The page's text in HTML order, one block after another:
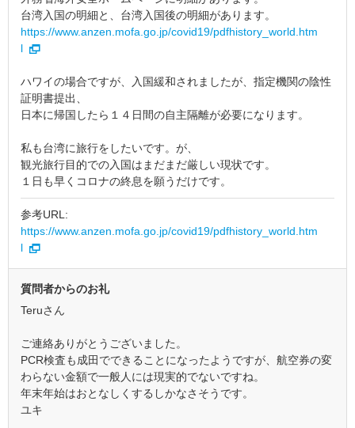
台湾入国の明細と、台湾入国後の明細があります。
https://www.anzen.mofa.go.jp/covid19/pdfhistory_world.htm
l
ハワイの場合ですが、入国緩和されましたが、指定機関の陰性
証明書提出、
日本に帰国したら１４日間の自主隔離が必要になります。
私も台湾に旅行をしたいです。が、
観光旅行目的での入国はまだまだ厳しい現状です。
１日も早くコロナの終息を願うだけです。
参考URL:
https://www.anzen.mofa.go.jp/covid19/pdfhistory_world.htm
l
質問者からのお礼
Teruさん
ご連絡ありがとうございました。
PCR検査も成田でできることになったようですが、航空券の変
わらない金額で一般人には現実的でないですね。
年末年始はおとなしくするしかなさそうです。
ユキ